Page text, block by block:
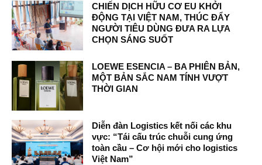
CHIẾN DỊCH HỮU CƠ EU KHỞI
ĐỘNG TẠI VIỆT NAM, THÚC ĐẨY
NGƯỜI TIÊU DÙNG ĐƯA RA LỰA
CHỌN SÁNG SUỐT
LOEWE ESENCIA – BA PHIÊN BẢN,
MỘT BẢN SẮC NAM TÍNH VƯỢT
THỜI GIAN
Diễn đàn Logistics kết nối các khu
vực: “Tái cấu trúc chuỗi cung ứng
toàn cầu – Cơ hội mới cho logistics
Việt Nam”